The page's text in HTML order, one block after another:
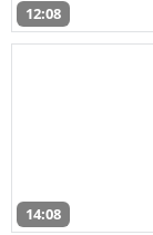
12:08
14:08